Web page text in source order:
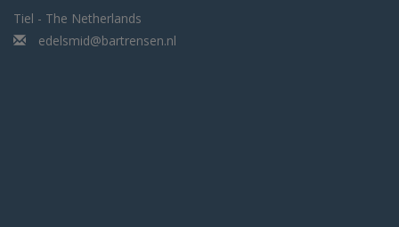
Tiel - The Netherlands
edelsmid@bartrensen.nl